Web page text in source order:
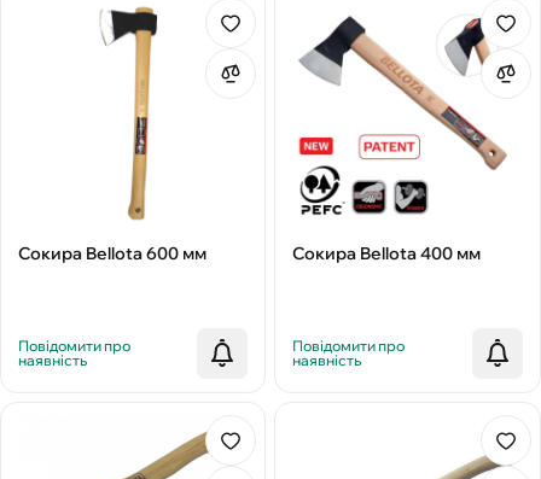
Сокира Bellota 600 мм
Повідомити про
наявність
Сокира Bellota 400 мм
Повідомити про
наявність